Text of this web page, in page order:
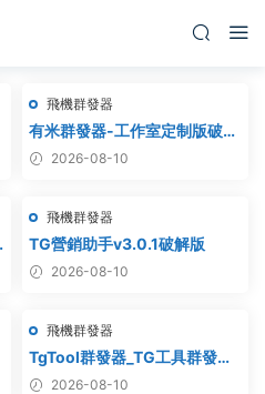
飛機群發器
有米群發器-工作室定制版破解
版 2026-08-10
飛機群發器
TG營銷助手v3.0.1破解版
2026-08-10
飛機群發器
TgTool群發器_TG工具群發器_
最新破解版
2026-08-10